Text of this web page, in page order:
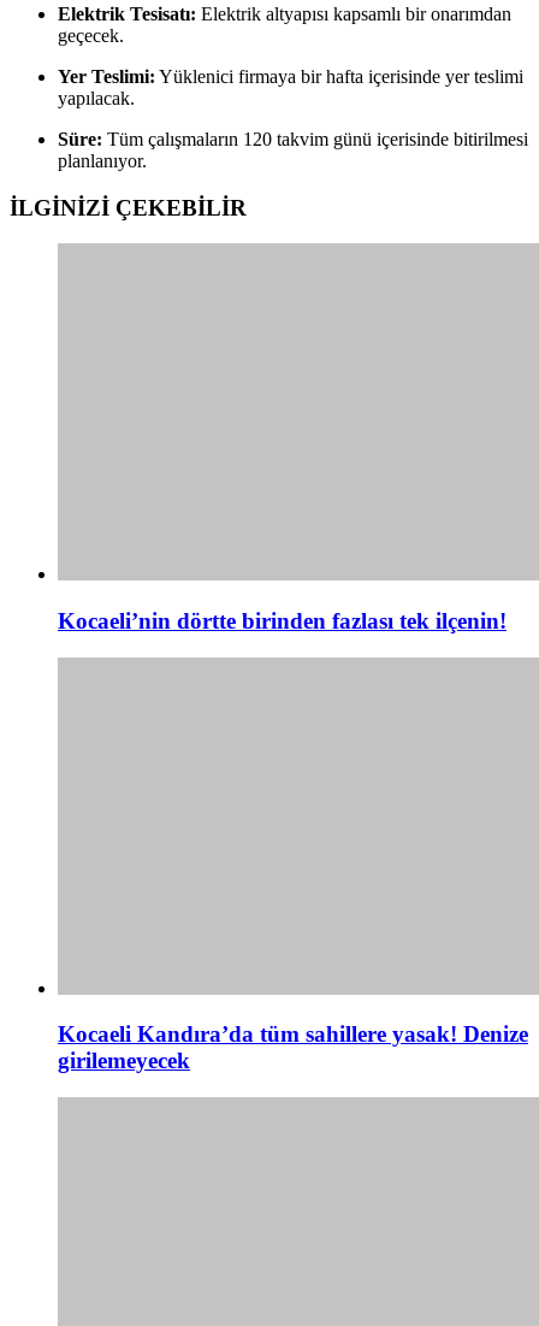
Elektrik Tesisatı: Elektrik altyapısı kapsamlı bir onarımdan
geçecek.
Yer Teslimi: Yüklenici firmaya bir hafta içerisinde yer teslimi
yapılacak.
Süre: Tüm çalışmaların 120 takvim günü içerisinde bitirilmesi
planlanıyor.
İLGİNİZİ ÇEKEBİLİR
Kocaeli’nin dörtte birinden fazlası tek ilçenin!
Kocaeli Kandıra’da tüm sahillere yasak! Denize
girilemeyecek